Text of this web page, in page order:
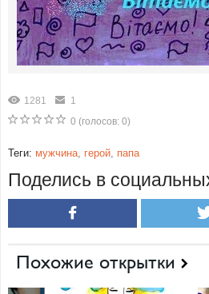
1281
1
0 (голосов: 0)
Теги: мужчина, герой, папа
Поделись в
Похожие открытки